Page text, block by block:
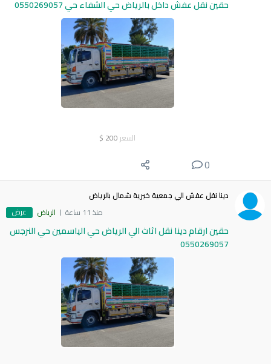
حقين نقل عفش داخل بالرياض حي الشفاء حي 0550269057
السعر 200
$
0
دينا نقل عفش الي جمعية خيرية شمال بالرياض
منذ 11 ساعة
الرياض عرض
حقين ارقام دينا نقل اثاث الي الرياض حي الياسمين حي النرجس
0550269057